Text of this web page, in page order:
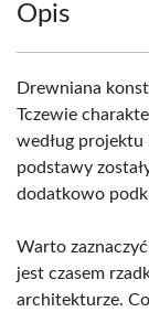
Opis
Drewniana
Tczewie
według projektu
podstawy
dodatkowo
Warto
jest czasem
architekturze.